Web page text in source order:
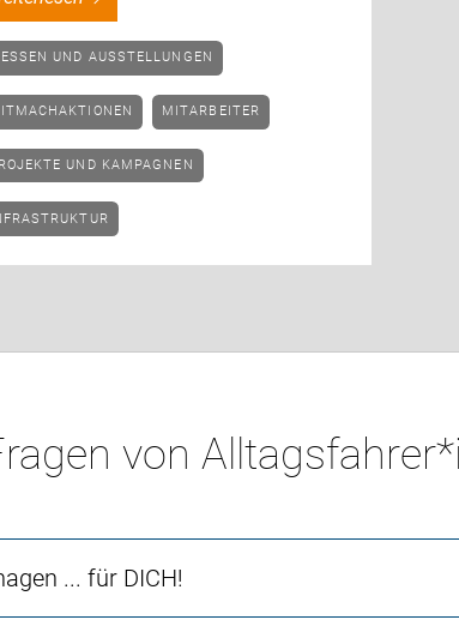
MESSEN UND AUSSTELLUNGEN
MITMACHAKTIONEN MITARBEITER
PROJEKTE UND KAMPAGNEN
von
... für DICH!